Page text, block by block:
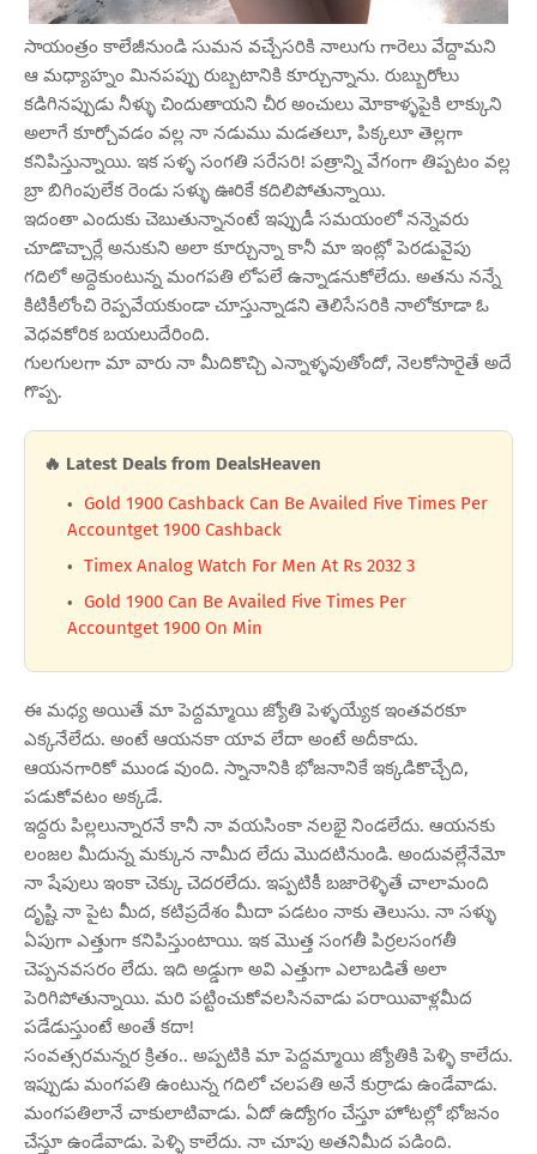
సాయంత్రం కాలేజీనుండి సుమన వచ్చేసరికి నాలుగు గారెలు వేద్దామని
ఆ మధ్యాహ్నం మినపప్పు రుబ్బటానికి కూర్చున్నాను. రుబ్బురోలు
కడిగినప్పుడు నీళ్ళు చిందుతాయని చీర అంచులు మోకాళ్ళపైకి లాక్కుని
అలాగే కూర్చోవడం వల్ల నా నడుము మడతలూ, పిక్కలూ తెల్లగా
కనిపిస్తున్నాయి. ఇక సళ్ళ సంగతి సరేసరి! పత్రాన్ని వేగంగా తిప్పటం వల్ల
బ్రా బిగింపులేక రెండు సళ్ళు ఊరికే కదిలిపోతున్నాయి.
ఇదంతా ఎందుకు చెబుతున్నానంటే ఇప్పుడీ సమయంలో నన్నెవరు
చూడొచ్చార్లే అనుకుని అలా కూర్చున్నా కానీ మా ఇంట్లో పెరడువైపు
గదిలో అద్దెకుంటున్న మంగపతి లోపలే ఉన్నాడనుకోలేదు. అతను నన్నే
కిటికీలోంచి రెప్పవేయకుండా చూస్తున్నాడని తెలిసేసరికి నాలోకూడా ఓ
వెధవకోరిక బయలుదేరింది.
గులగులగా మా వారు నా మీదికొచ్చి ఎన్నాళ్ళవుతోందో, నెలకోసారైతే అదే
గొప్ప.
🔥 Latest Deals from DealsHeaven
Gold 1900 Cashback Can Be Availed Five Times Per
Accountget 1900 Cashback
Timex Analog Watch For Men At Rs 2032 3
Gold 1900 Can Be Availed Five Times Per
Accountget 1900 On Min
ఈ మధ్య అయితే మా పెద్దమ్మాయి జ్యోతి పెళ్ళయ్యేక ఇంతవరకూ
ఎక్కనేలేదు. అంటే ఆయనకా యావ లేదా అంటే అదీకాదు.
ఆయనగారికో ముండ వుంది. స్నానానికి భోజనానికే ఇక్కడికొచ్చేది,
పడుకోవటం అక్కడే.
ఇద్దరు పిల్లలున్నారనే కానీ నా వయసింకా నలభై నిండలేదు. ఆయనకు
లంజల మీదున్న మక్కున నామీద లేదు మొదటినుండి. అందువల్లేనేమో
నా షేపులు ఇంకా చెక్కు చెదరలేదు. ఇప్పటికీ బజారెళ్ళితే చాలామంది
దృష్టి నా పైట మీద, కటిప్రదేశం మీదా పడటం నాకు తెలుసు. నా సళ్ళు
ఏపుగా ఎత్తుగా కనిపిస్తుంటాయి. ఇక మొత్త సంగతీ పిర్రలసంగతీ
చెప్పనవసరం లేదు. ఇది అడ్డుగా అవి ఎత్తుగా ఎలాబడితే అలా
పెరిగిపోతున్నాయి. మరి పట్టించుకోవలసినవాడు పరాయివాళ్లమీద
పడేడుస్తుంటే అంతే కదా!
సంవత్సరమన్నర క్రితం.. అప్పటికి మా పెద్దమ్మాయి జ్యోతికి పెళ్ళి కాలేదు.
ఇప్పుడు మంగపతి ఉంటున్న గదిలో చలపతి అనే కుర్రాడు ఉండేవాడు.
మంగపతిలానే చాకులాటివాడు. ఏదో ఉద్యోగం చేస్తూ హోటల్లో భోజనం
చేస్తూ ఉండేవాడు. పెళ్ళి కాలేదు. నా చూపు అతనిమీద పడింది.